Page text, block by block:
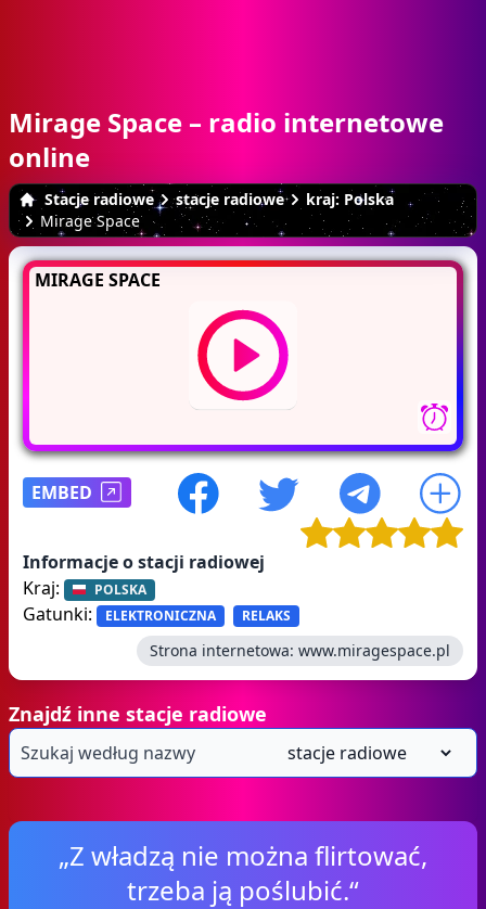
Mirage Space – radio internetowe
online
Stacje radiowe stacje radiowe
kraj: Polska
Mirage Space
MIRAGE SPACE
EMBED
Informacje o stacji radiowej
Kraj:
POLSKA
Gatunki: ELEKTRONICZNA RELAKS
Strona internetowa: www.miragespace.pl
Znajdź inne stacje radiowe
„Z władzą nie można flirtować,
trzeba ją poślubić.“